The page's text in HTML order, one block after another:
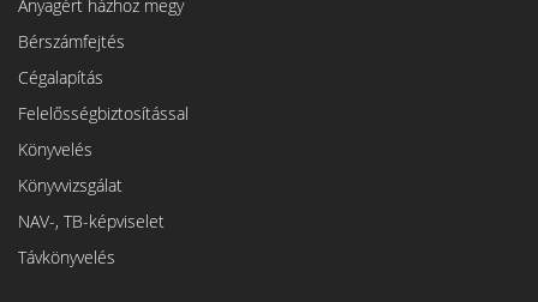
Anyagért házhoz megy
Bérszámfejtés
Cégalapítás
Felelősségbiztosítással
Könyvelés
Könyvvizsgálat
NAV-, TB-képviselet
Távkönyvelés